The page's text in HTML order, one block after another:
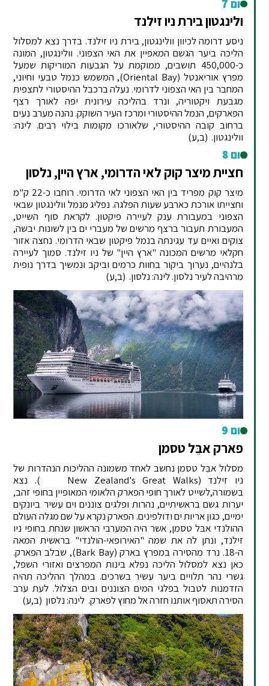
יום 7
ולינגטון בירת ניו זילנד
ניסע דרומה לכיוון וולינגטון, בירת ניו זילנד. בדרך נצא למסלול
הליכה ביער הגשם המאפיין את האי הצפוני. וולינגטון, המונה
כ-450,000 תושבים, ממוקמת על הגבעות המוריקות שמעל
מפרץ אוריאנטל (Oriental Bay), המשמש כנמל טבעי וחיוני,
המחבר בין האי הצפוני לדרומי. נעלה ברכבל ההיסטורי לתצפית
מגבעת ויקטוריה, ונרד בהליכה עירונית יפה לאורך רצף
הפארקים, הנמל ההיסטורי ומרכז העיר השוקק. נהנה מערב נעים
ברחוב קובה ההיסטורי, שלאורכו מקומות בילוי רבים. לינה:
וולינגטון. (ב,ע)
יום 8
חציית מיצר קוק לאי הדרומי, ארץ היין, נלסון
מיצר קוק מפריד בין האי הצפוני לאי הדרומי. רוחבו כ-22 ק"מ
וחצייתו אורכת כארבע שעות הפלגה. נפליג מנמל וולינגטון שבאי
הצפוני במעבורת ענק לעיירה פיקטון. לקראת סוף השייט,
המעבורת תעבור ברצף מרשים של מעברי ים בין לשונות יבשה,
צוקים ואיים עד עגינתה בנמל פיקטון שבאי הדרומי. נחצה אזור
חקלאי מרשים המכונה "ארץ היין" של ניו זילנד. סמוך לעיירה
בלנהיים, נערוך ביקור בחוות כרמים וביקב ונמשיך בדרך נופית
מרהיבה לעיר נלסון. לינה: נלסון. (ב,ע)
יום 9
פארק אבֵּל טסמן
מסלול אבֵּל טסמן נחשב לאחד משמונה ההליכות הנהדרות של
ניו זילנד (New Zealand's Great Walks ). נצא
בשמורה,לשייט לאורך חופי הפארק הלאומי המאופיין בחופי זהב,
יערות גשם בראשיתיים, נהרות ופלגים צוננים וים עשיר ביונקים
ימיים, כגון אריות ים ודולפינים. הפארק נקרא על שם מגלה העולם
ההולנדי אבּל טסמן, אשר היה המערבי הראשון שנחת בחופי ניו
זילנד, ונתן לה את שמה "האירופאי-הולנדי" בראשית המאה
ה-18. נרד מהסירה במפרץ בארק (Bark Bay), שבלב הפארק.
כאן נצא למסלול הליכה נפלא בינות המפרצים ואזורי השפל,
גשרי נהר תלויים ביער עשיר בשרכים. במהלך ההליכה תהיה
הזדמנות לטבול בפלגי המים הצוננים ובים הצלול. לעת ערב
הסירה תאסוף אותנו חזרה אל מחוץ לפארק. לינה: נלסון (ב,ע)